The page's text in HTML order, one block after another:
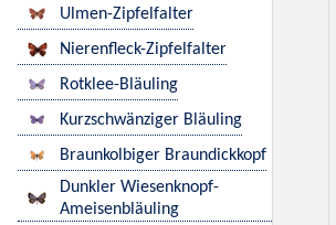
Ulmen-Zipfelfalter
Nierenfleck-Zipfelfalter
Rotklee-Bläuling
Kurzschwänziger Bläuling
Braunkolbiger Braundickkopf
Dunkler Wiesenknopf-
Ameisenbläuling